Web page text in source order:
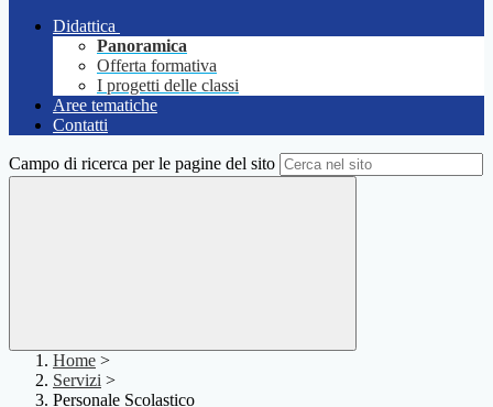
Didattica
Panoramica
Offerta formativa
I progetti delle classi
Aree tematiche
Contatti
Campo di ricerca per le pagine del sito
Home >
Servizi >
Personale Scolastico